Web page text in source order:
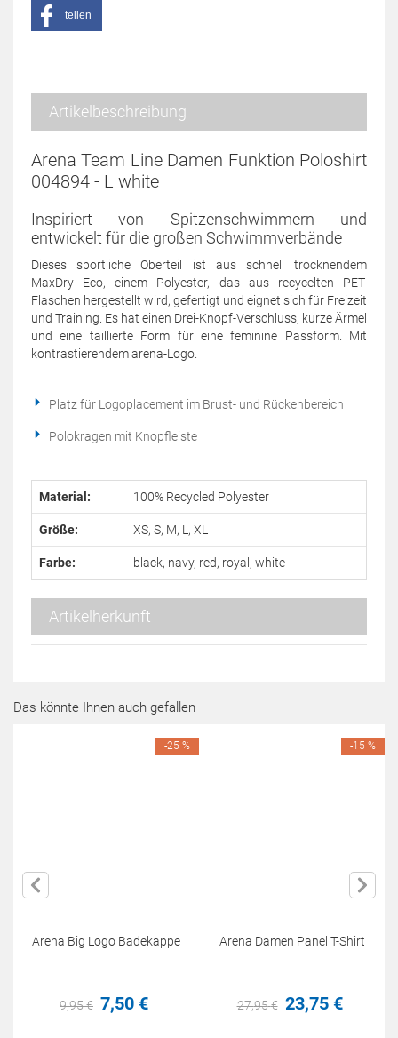
teilen
Artikelbeschreibung
Arena Team Line Damen Funktion Poloshirt
004894 - L white
Inspiriert von Spitzenschwimmern und
entwickelt für die großen Schwimmverbände
Dieses sportliche Oberteil ist aus schnell trocknendem
MaxDry Eco, einem Polyester, das aus recycelten PET-
Flaschen hergestellt wird, gefertigt und eignet sich für Freizeit
und Training. Es hat einen Drei-Knopf-Verschluss, kurze Ärmel
und eine taillierte Form für eine feminine Passform. Mit
kontrastierendem arena-Logo.
Platz für Logoplacement im Brust- und Rückenbereich
Polokragen mit Knopfleiste
Material: 100% Recycled Polyester
Größe: XS, S, M, L, XL
Farbe: black, navy, red, royal, white
Artikelherkunft
Das könnte Ihnen auch gefallen
Arena Big Logo Badekappe
9,95€ 7,50 €
-25 %
Arena Damen Panel T-Shirt
27,95€ 23,75 €
-15 %